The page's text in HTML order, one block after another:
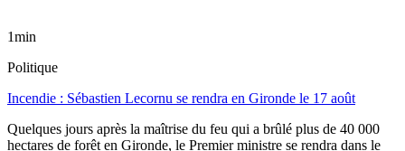
1min
Politique
Incendie : Sébastien Lecornu se rendra en Gironde le 17 août
Quelques jours après la maîtrise du feu qui a brûlé plus de 40 000
hectares de forêt en Gironde, le Premier ministre se rendra dans le